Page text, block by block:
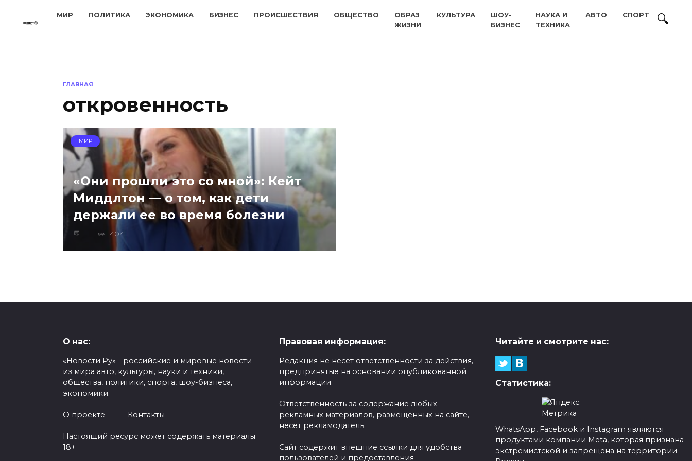
МИР ПОЛИТИКА ЭКОНОМИКА БИЗНЕС ПРОИСШЕСТВИЯ ОБЩЕСТВО
ОБРАЗ
ЖИЗНИ
КУЛЬТУРА
ШОУ-
БИЗНЕС
НАУКА И
ТЕХНИКА
АВТО СПОРТ
ГЛАВНАЯ
откровенность
МИР
«Они прошли это со мной»: Кейт
Миддлтон — о том, как дети
держали ее во время болезни
1 404
О нас:
«Новости Ру» - российские и мировые новости
из мира авто, культуры, науки и техники,
общества, политики, спорта, шоу-бизнеса,
экономики.
О проекте Контакты
Настоящий ресурс может содержать материалы
18+
Правовая информация:
Редакция не несет ответственности за действия,
предпринятые на основании опубликованной
информации.
Ответственность за содержание любых
рекламных материалов, размещенных на сайте,
несет рекламодатель.
Сайт содержит внешние ссылки для удобства
пользователей и предоставления
Читайте и смотрите нас:
Статистика:
WhatsApp, Facebook и Instagram являются
продуктами компании Meta, которая признана
экстремистской и запрещена на территории